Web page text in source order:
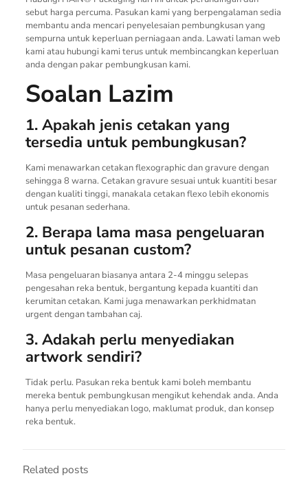
sebut harga percuma. Pasukan kami yang berpengalaman sedia
membantu anda mencari penyelesaian pembungkusan yang
sempurna untuk keperluan perniagaan anda. Lawati laman web
kami atau hubungi kami terus untuk membincangkan keperluan
anda dengan pakar pembungkusan kami.
Soalan Lazim
1. Apakah jenis cetakan yang
tersedia untuk pembungkusan?
Kami menawarkan cetakan flexographic dan gravure dengan
sehingga 8 warna. Cetakan gravure sesuai untuk kuantiti besar
dengan kualiti tinggi, manakala cetakan flexo lebih ekonomis
untuk pesanan sederhana.
2. Berapa lama masa pengeluaran
untuk pesanan custom?
Masa pengeluaran biasanya antara 2-4 minggu selepas
pengesahan reka bentuk, bergantung kepada kuantiti dan
kerumitan cetakan. Kami juga menawarkan perkhidmatan
urgent dengan tambahan caj.
3. Adakah perlu menyediakan
artwork sendiri?
Tidak perlu. Pasukan reka bentuk kami boleh membantu
mereka bentuk pembungkusan mengikut kehendak anda. Anda
hanya perlu menyediakan logo, maklumat produk, dan konsep
reka bentuk.
Related posts